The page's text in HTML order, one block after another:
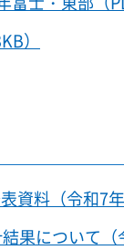
）
資料（令和7年
果について（